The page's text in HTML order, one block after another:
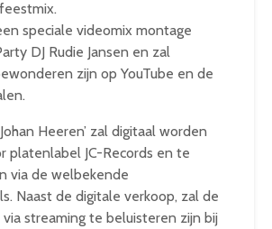
speciale videomix montage
DJ Rudie Jansen en zal
zijn op YouTube en de
Heeren’ zal digitaal worden
platenlabel JC-Records en te
via de welbekende
Naast de digitale verkoop, zal de
streaming te beluisteren zijn bij